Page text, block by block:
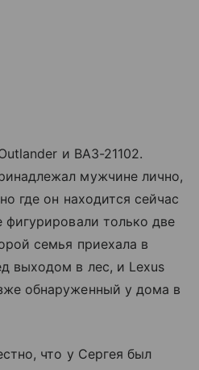
и ВАЗ-21102.
мужчине лично,
где он находится сейчас
только две
семья приехала в
выходом в лес, и Lexus
обнаруженный у дома в
что у Сергея был